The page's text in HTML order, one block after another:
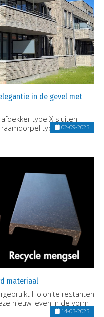
in de gevel met
type X sluiten
type X.02-09-2025
materiaal
Holonite restanten
nieuw leven in de vorm
14-03-2025